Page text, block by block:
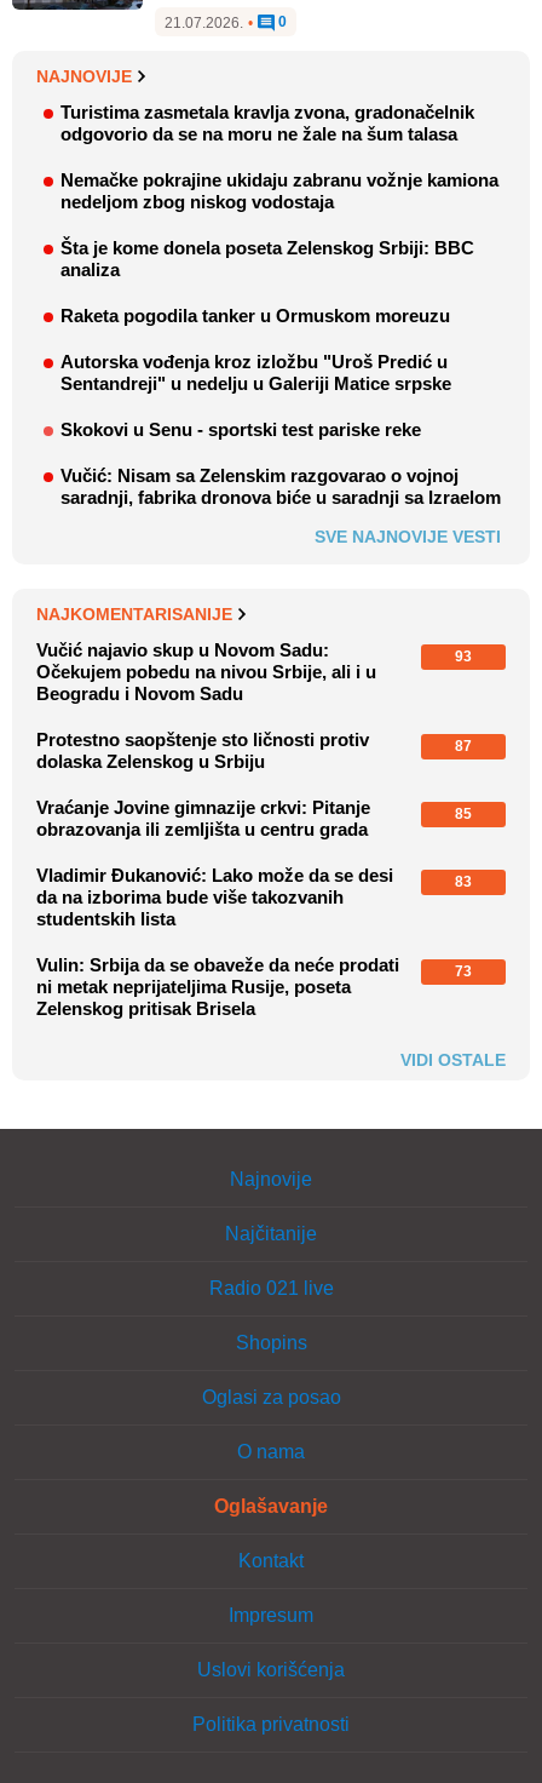
21.07.2026. • 0
NAJNOVIJE
Turistima zasmetala kravlja zvona, gradonačelnik
odgovorio da se na moru ne žale na šum talasa
Nemačke pokrajine ukidaju zabranu vožnje kamiona
nedeljom zbog niskog vodostaja
Šta je kome donela poseta Zelenskog Srbiji: BBC
analiza
Raketa pogodila tanker u Ormuskom moreuzu
Autorska vođenja kroz izložbu "Uroš Predić u
Sentandreji" u nedelju u Galeriji Matice srpske
Skokovi u Senu - sportski test pariske reke
Vučić: Nisam sa Zelenskim razgovarao o vojnoj
saradnji, fabrika dronova biće u saradnji sa Izraelom
SVE NAJNOVIJE VESTI
NAJKOMENTARISANIJE
Vučić najavio skup u Novom Sadu:
Očekujem pobedu na nivou Srbije, ali i u
Beogradu i Novom Sadu
93
Protestno saopštenje sto ličnosti protiv
dolaska Zelenskog u Srbiju
87
Vraćanje Jovine gimnazije crkvi: Pitanje
obrazovanja ili zemljišta u centru grada
85
Vladimir Đukanović: Lako može da se desi
da na izborima bude više takozvanih
studentskih lista
83
Vulin: Srbija da se obaveže da neće prodati
ni metak neprijateljima Rusije, poseta
Zelenskog pritisak Brisela
73
VIDI OSTALE
Najnovije
Najčitanije
Radio 021 live
Shopins
Oglasi za posao
O nama
Oglašavanje
Kontakt
Impresum
Uslovi korišćenja
Politika privatnosti